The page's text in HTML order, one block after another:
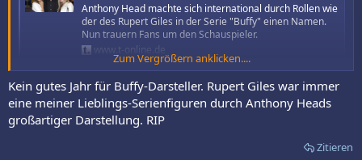
Anthony Head machte sich international durch Rollen wie
der des Rupert Giles in der Serie "Buffy" einen Namen.
Nun trauern Fans um den Schauspieler.
www.t-online.de
Zum Vergrößern anklicken....
Kein gutes Jahr für Buffy-Darsteller. Rupert Giles war immer
eine meiner Lieblings-Serienfiguren durch Anthony Heads
großartiger Darstellung. RIP
Zitieren